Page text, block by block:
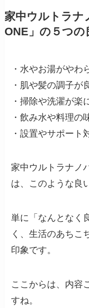
家中ウルトラナ
ONE」の５つの
・水やお湯がやわ
・肌や髪の調子が
・掃除や洗濯が楽
・飲み水や料理の
・設置やサポート
家中ウルトラナノ
は、このような良
単に「なんとなく
く、生活のあちこ
印象です。
ここからは、内容
すね。